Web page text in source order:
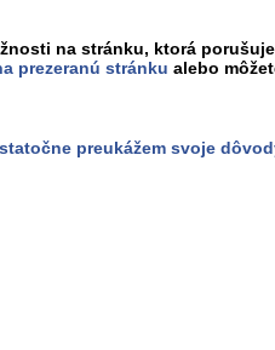
na stránku, ktorá
prezeranú stránku alebo
preukážem svoje